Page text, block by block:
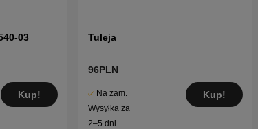
03
Kup!
Tuleja
96PLN
Na zam.
Wysyłka za
2–5 dni
Kup!